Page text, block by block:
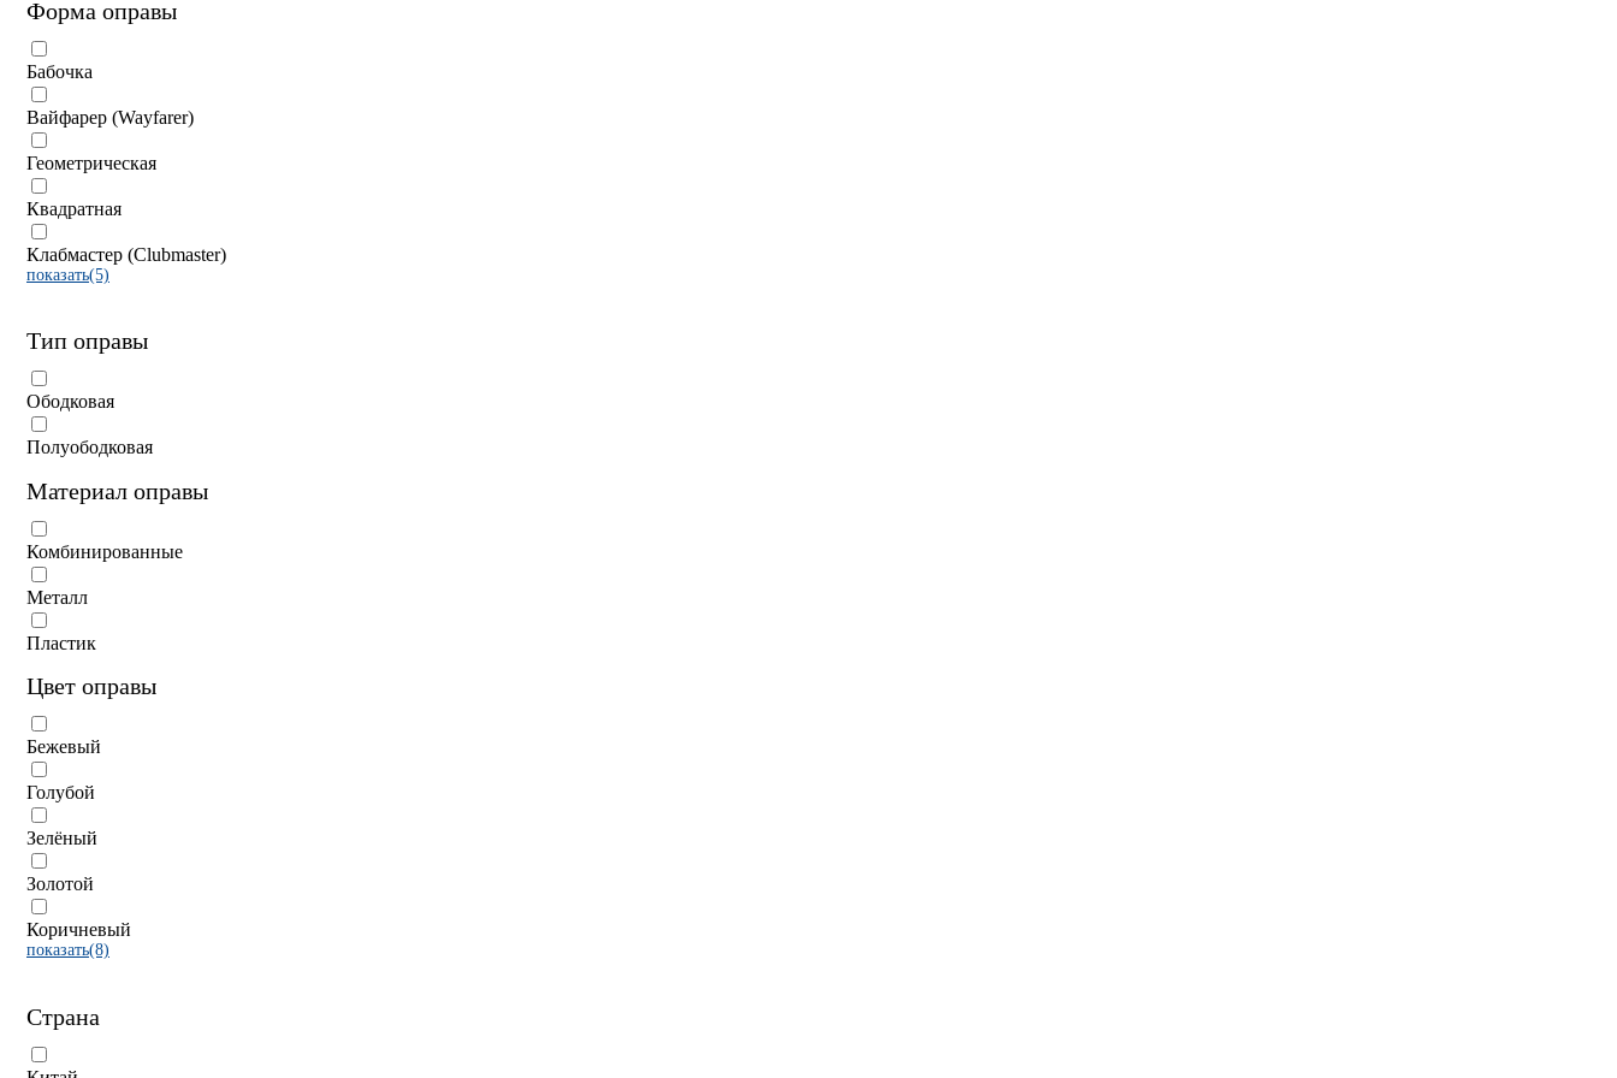
Форма оправы
Бабочка
Вайфарер (Wayfarer)
Геометрическая
Квадратная
Клабмастер (Clubmaster)
показать(5)
Тип оправы
Ободковая
Полуободковая
Материал оправы
Комбинированные
Металл
Пластик
Цвет оправы
Бежевый
Голубой
Зелёный
Золотой
Коричневый
показать(8)
Страна